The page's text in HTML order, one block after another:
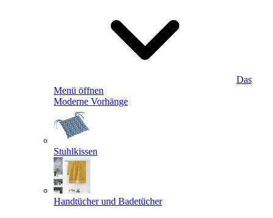
Das
Menü öffnen
Moderne Vorhänge
Stuhlkissen
Handtücher und Badetücher